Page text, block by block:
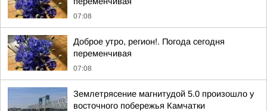
07:08
Доброе утро, регион!. Погода сегодня
переменчивая
07:08
Землетрясение магнитудой 5.0 произошло у
восточного побережья Камчатки